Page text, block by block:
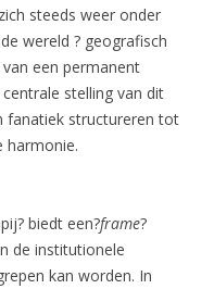
steeds weer onder
wereld ? geografisch
een permanent
stelling van dit
fanatiek structureren tot
harmonie.
biedt een?frame?
de institutionele
kan worden. In